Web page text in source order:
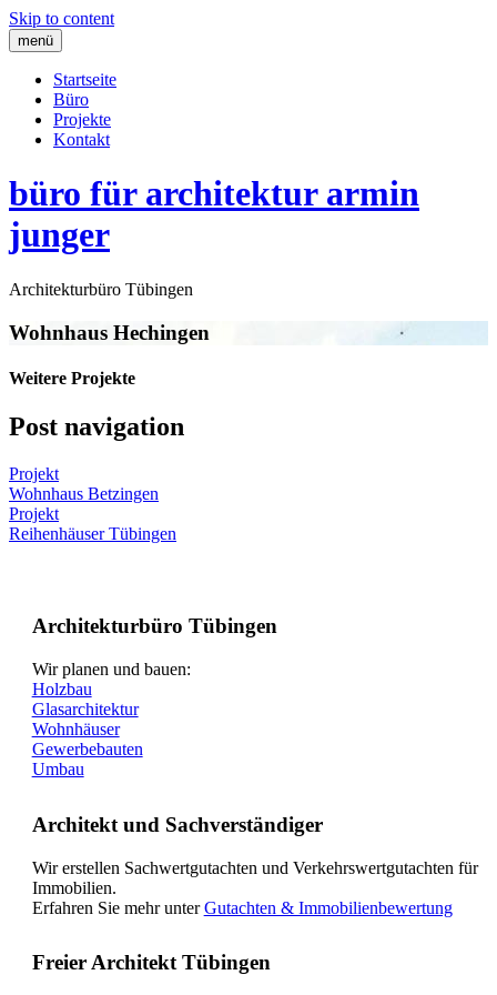
Skip to content
menü
Startseite
Büro
Projekte
Kontakt
büro für architektur armin
junger
Architekturbüro Tübingen
Wohnhaus Hechingen
Weitere Projekte
Post navigation
Projekt
Wohnhaus Betzingen
Projekt
Reihenhäuser Tübingen
Architekturbüro Tübingen
Wir planen und bauen:
Holzbau
Glasarchitektur
Wohnhäuser
Gewerbebauten
Umbau
Architekt und Sachverständiger
Wir erstellen Sachwertgutachten und Verkehrswertgutachten für
Immobilien.
Erfahren Sie mehr unterGutachten & Immobilienbewertung
Freier Architekt Tübingen